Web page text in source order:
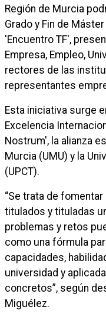
Región de Murcia
Grado y Fin de
'Encuentro TF',
Empresa, Empleo,
rectores de las
representantes
Esta iniciativa surge
Excelencia
Nostrum', la alianza
Murcia (UMU) y la
(UPCT).
“Se trata de
titulados y tituladas
problemas y retos
como una fórmula
capacidades,
universidad y
concretos”, según
Miguélez.